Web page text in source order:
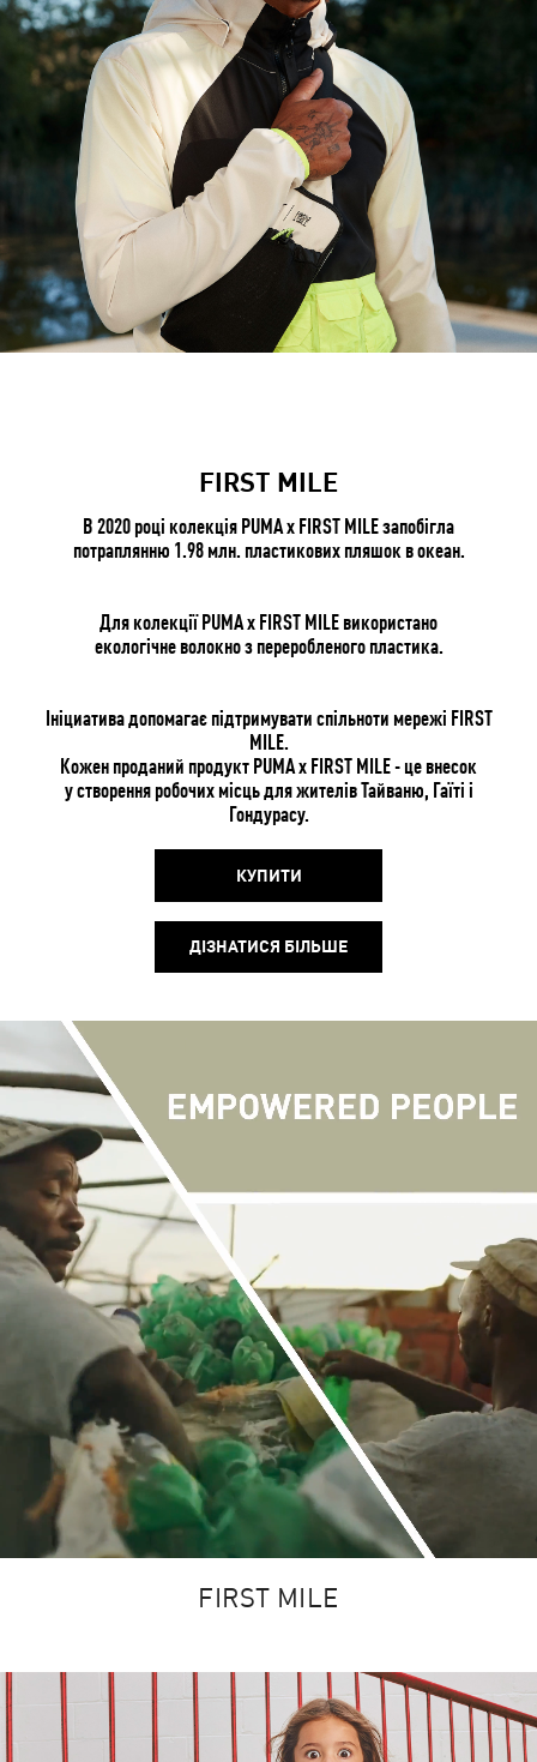
FIRST MILE
В 2020 році колекція PUMA x FIRST MILE запобігла
потраплянню 1.98 млн. пластикових пляшок в океан.
Для колекції PUMA x FIRST MILE використано
екологічне волокно з переробленого пластика.
Ініциатива допомагає підтримувати спільноти мережі FIRST
MILE.
Кожен проданий продукт PUMA x FIRST MILE - це внесок
у створення робочих місць для жителів Тайваню, Гаїті і
Гондурасу.
КУПИТИ
ДІЗНАТИСЯ БІЛЬШЕ
FIRST MILE